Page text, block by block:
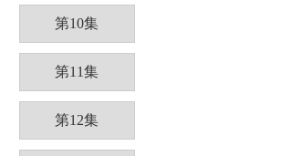
第10集
第11集
第12集